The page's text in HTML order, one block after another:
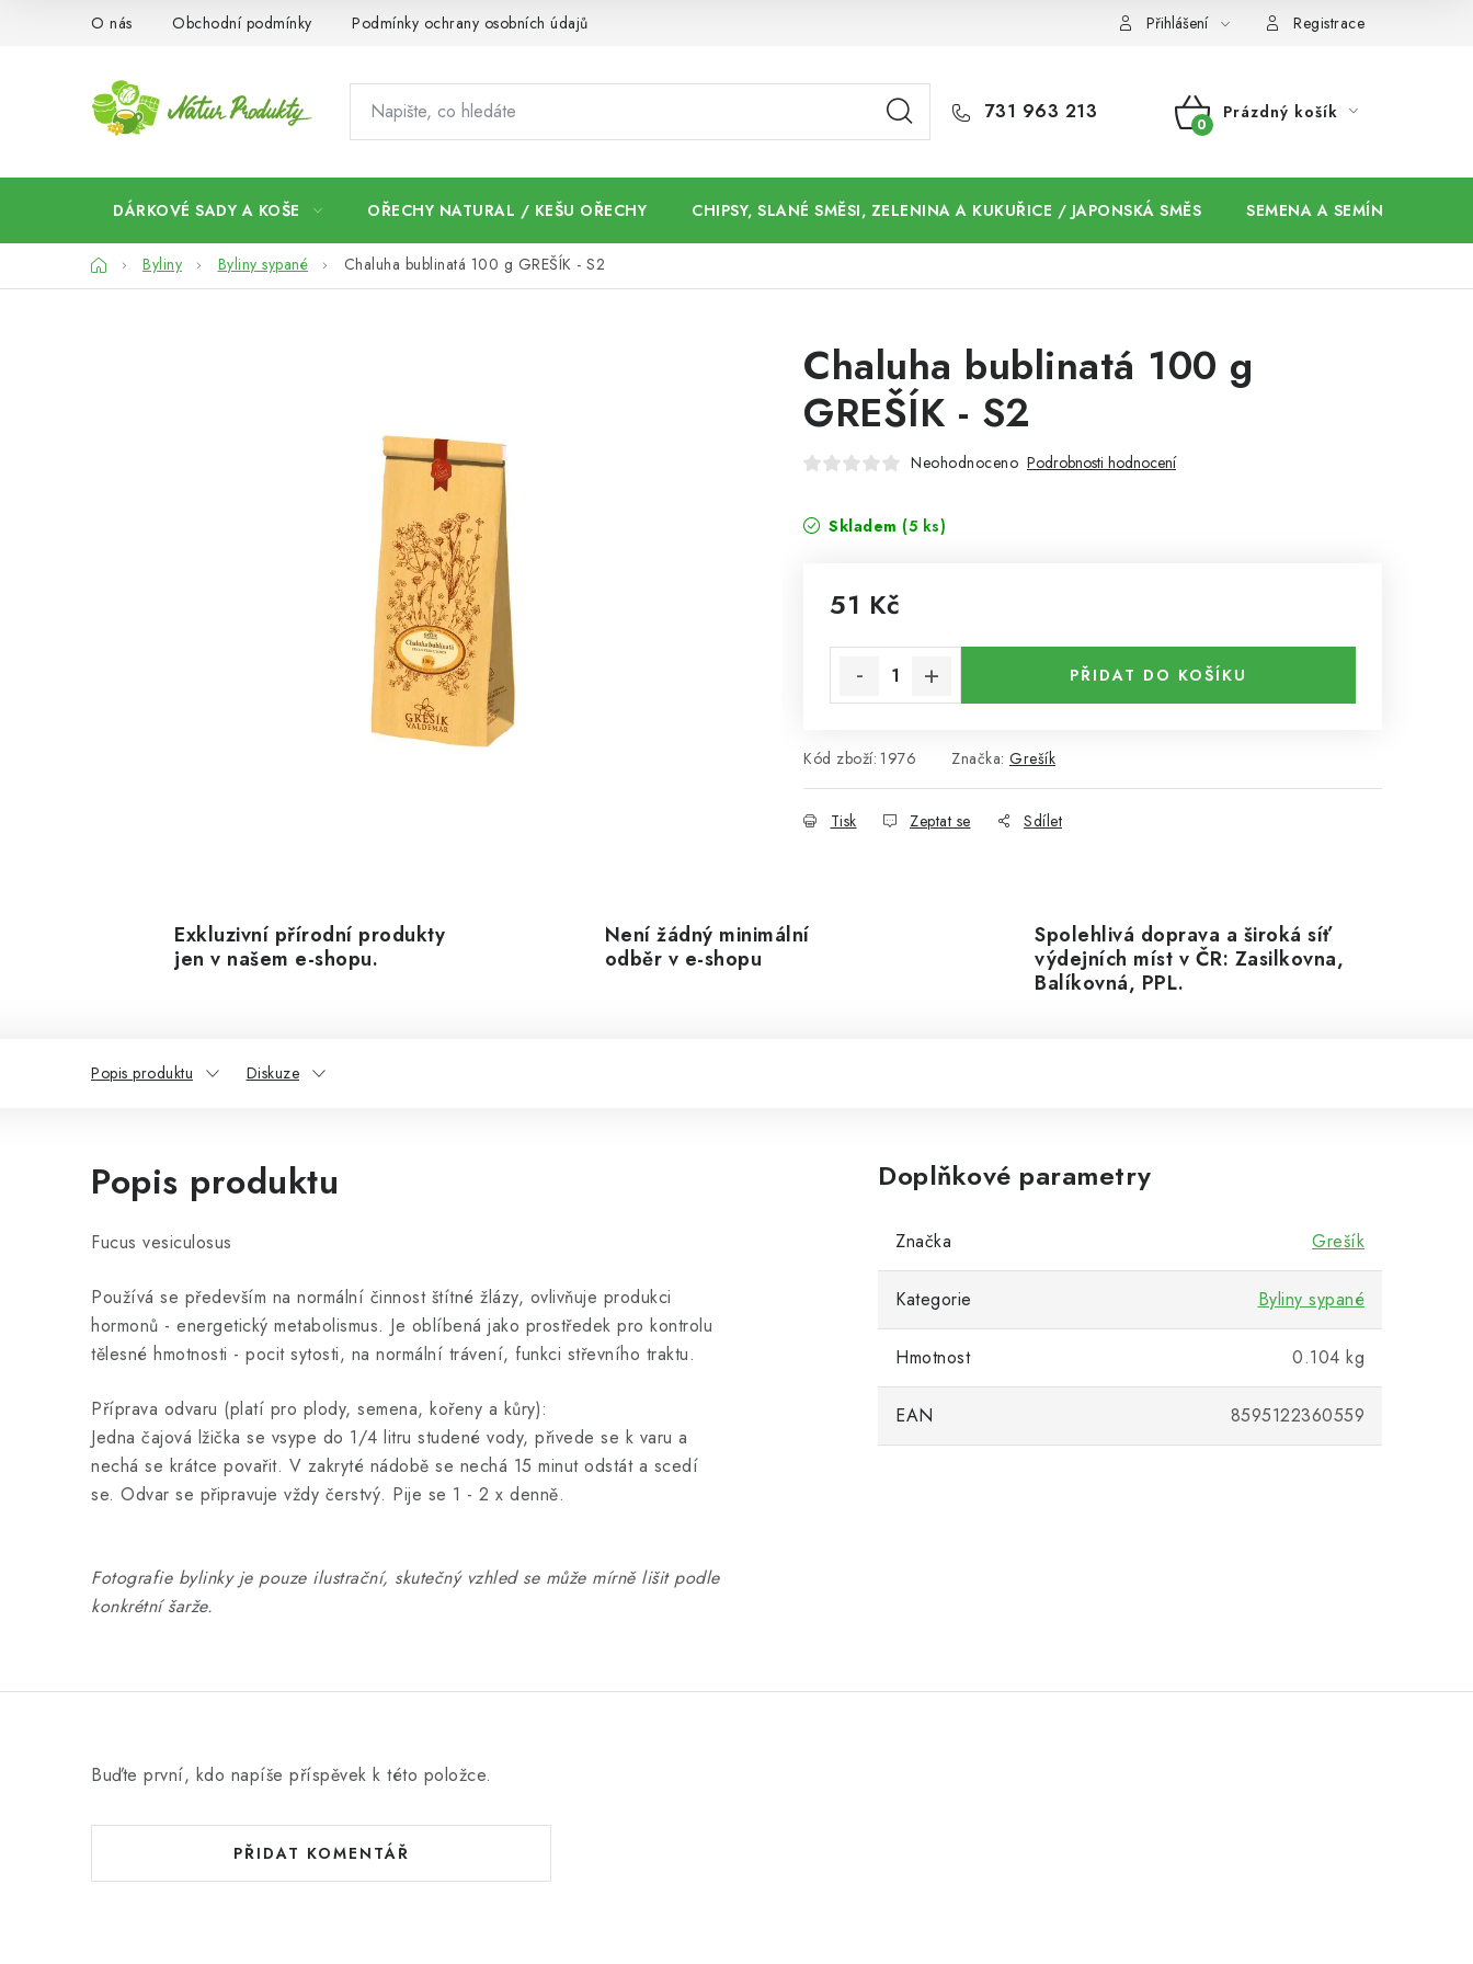
O nás Obchodní podmínky Podmínky ochrany osobních údajů Přihlášení Registrace
731 963 213
NÁKUPNÍ
Prázdný košík
DÁRKOVÉ SADY A KOŠE OŘECHY NATURAL / KEŠU OŘECHY CHIPSY, SLANÉ SMĚSI, ZELENINA A KUKUŘICE / JAPONSKÁ SMĚS SEMENA A SEMÍNKA / CHIA
DomůByliny Byliny sypané Chaluha bublinatá 100 g GREŠÍK - S2
Chaluha bublinatá 100 g
GREŠÍK - S2
Neohodnoceno Podrobnosti hodnocení
Skladem (5 ks)
51 Kč
PŘIDAT DO KOŠÍKU
Kód zboží: 1976 Značka: Grešík
Tisk Zeptat se Sdílet
Exkluzivní přírodní produkty
jen v našem e-shopu.
Není žádný minimální
odběr v e-shopu
Spolehlivá doprava a široká síť
výdejních míst v ČR: Zasilkovna,
Balíkovná, PPL.
Popis produktu Diskuze
Popis produktu
Fucus vesiculosus
Používá se především na normální činnost štítné žlázy, ovlivňuje produkci
hormonů - energetický metabolismus. Je oblíbená jako prostředek pro kontrolu
tělesné hmotnosti - pocit sytosti, na normální trávení, funkci střevního traktu.
Příprava odvaru (platí pro plody, semena, kořeny a kůry):
Jedna čajová lžička se vsype do 1/4 litru studené vody, přivede se k varu a
nechá se krátce povařit. V zakryté nádobě se nechá 15 minut odstát a scedí
se. Odvar se připravuje vždy čerstvý. Pije se 1 - 2 x denně.
Fotografie bylinky je pouze ilustrační, skutečný vzhled se může mírně lišit podle
konkrétní šarže.
Doplňkové parametry
Značka Grešík
Kategorie Byliny sypané
Hmotnost 0.104 kg
EAN 8595122360559
Buďte první, kdo napíše příspěvek k této položce.
PŘIDAT KOMENTÁŘ